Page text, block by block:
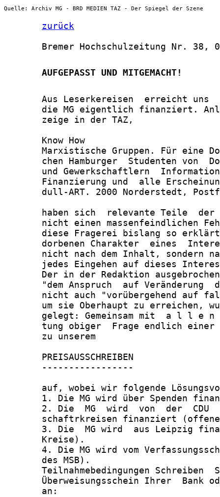
Quelle: Archiv MG - BRD MEDIEN TAZ - Der Spiegel der Szene
zurück
Bremer Hochschulzeitung Nr. 38,
       AUFGEPASST UND MITGEMACHT!
Aus Leserkereisen  erreicht uns
die MG eigentlich finanziert.
       zeige in der TAZ,
       Know How
Marxistische Gruppen. Für eine
chen Hamburger  Studenten von
und Gewerkschaftlern
Finanzierung und  alle
dull-ART. 2000 Norderstedt,
haben sich  relevante Teile
nicht einen massenfeindlichen
diese Fragerei bislang so
dorbenen Charakter  eines
nicht nach dem Inhalt, sondern
jedes Eingehen auf dieses
Der in der Redaktion
"dem Anspruch  auf Veränderung
nicht auch "vorübergehend auf
um sie Oberhaupt zu erreichen,
gelegt: Gemeinsam mit  a l l e
tung obiger  Frage endlich
       zu unserem
       PREISAUSSCHREIBEN
       -----------------
auf, wobei wir folgende
1. Die MG wird über Spenden
2. Die  MG  wird  von  der  CDU
schaftrkreisen finanziert
3. Die  MG wird  aus Leipzig
       Kreise).
4. Die MG wird vom
       des MSB).
Teilnahmebedingungen Schreiben
Überweisungsschein Ihrer  Bank
       an: